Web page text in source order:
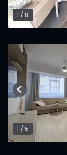
1 /8
1 /5
Previous